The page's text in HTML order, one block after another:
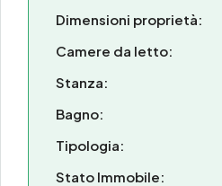
Dimensioni proprietà:
Camere da letto:
Stanza:
Bagno:
Tipologia:
Stato Immobile: